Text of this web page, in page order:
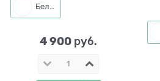
Белый
4 900 руб.